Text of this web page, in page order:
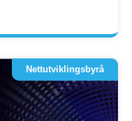
Nettutviklingsbyrå